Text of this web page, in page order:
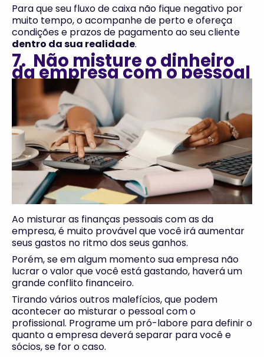
Para que seu fluxo de caixa não fique negativo por
muito tempo, o acompanhe de perto e ofereça
condições e prazos de pagamento ao seu cliente
dentro da sua realidade.
7. Não misture o dinheiro
da empresa com o pessoal
Ao misturar as finanças pessoais com as da
empresa, é muito provável que você irá aumentar
seus gastos no ritmo dos seus ganhos.
Porém, se em algum momento sua empresa não
lucrar o valor que você está gastando, haverá um
grande conflito financeiro.
Tirando vários outros malefícios, que podem
acontecer ao misturar o pessoal com o
profissional. Programe um pró-labore para definir o
quanto a empresa deverá separar para você e
sócios, se for o caso.